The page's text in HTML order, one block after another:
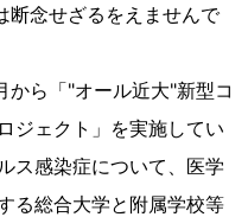
断念せざるをえませんで
ら「"オール近大"新型コ
ジェクト」を実施してい
ス感染症について、医学
る総合大学と附属学校等